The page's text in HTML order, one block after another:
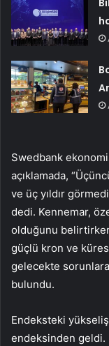
Swedbank
açıklamada,
ve üç yıldır
dedi. Kennemar,
olduğunu
güçlü kron ve
gelecekte
bulundu.
Endeksteki
endeksinden geldi.